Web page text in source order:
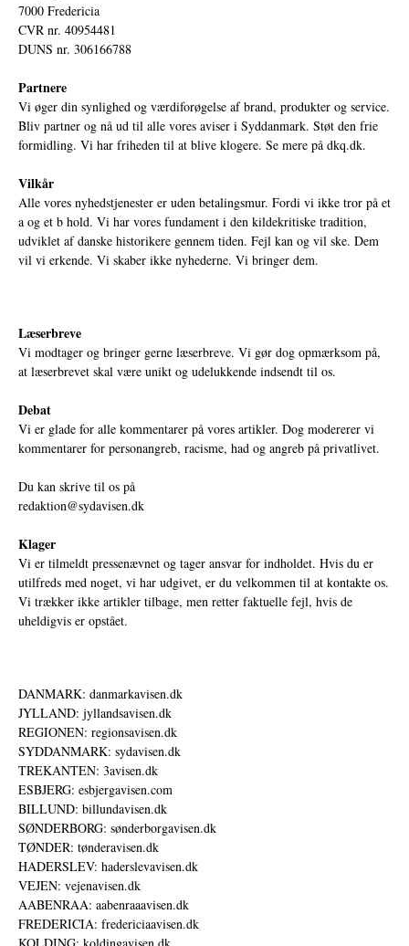
7000 Fredericia
CVR nr. 40954481
DUNS nr. 306166788
Partnere
Vi øger din synlighed og værdiforøgelse af brand, produkter og service.
Bliv partner og nå ud til alle vores aviser i Syddanmark. Støt den frie
formidling. Vi har friheden til at blive klogere. Se mere på dkq.dk.
Vilkår
Alle vores nyhedstjenester er uden betalingsmur. Fordi vi ikke tror på et
a og et b hold. Vi har vores fundament i den kildekritiske tradition,
udviklet af danske historikere gennem tiden. Fejl kan og vil ske. Dem
vil vi erkende. Vi skaber ikke nyhederne. Vi bringer dem.
Læserbreve
Vi modtager og bringer gerne læserbreve. Vi gør dog opmærksom på,
at læserbrevet skal være unikt og udelukkende indsendt til os.
Debat
Vi er glade for alle kommentarer på vores artikler. Dog modererer vi
kommentarer for personangreb, racisme, had og angreb på privatlivet.
Du kan skrive til os på
redaktion@sydavisen.dk
Klager
Vi er tilmeldt pressenævnet og tager ansvar for indholdet. Hvis du er
utilfreds med noget, vi har udgivet, er du velkommen til at kontakte os.
Vi trækker ikke artikler tilbage, men retter faktuelle fejl, hvis de
uheldigvis er opstået.
DANMARK: danmarkavisen.dk
JYLLAND: jyllandsavisen.dk
REGIONEN: regionsavisen.dk
SYDDANMARK: sydavisen.dk
TREKANTEN: 3avisen.dk
ESBJERG: esbjergavisen.com
BILLUND: billundavisen.dk
SØNDERBORG: sønderborgavisen.dk
TØNDER: tønderavisen.dk
HADERSLEV: haderslevavisen.dk
VEJEN: vejenavisen.dk
AABENRAA: aabenraaavisen.dk
FREDERICIA: fredericiaavisen.dk
KOLDING: koldingavisen.dk